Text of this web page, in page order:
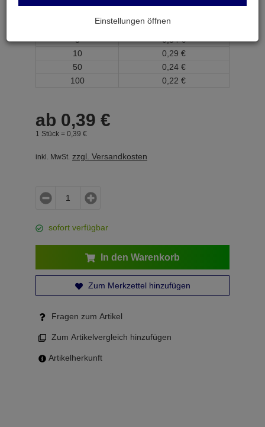
0,39
5
0,34 €
10
0, 29 €
50
0, 24 €
100
0, 22 €
ab 0,39 €
1 Stück = 0, 39 €
inkl. MwSt. zzgl. Versandkosten
sofort verfügbar
In den Warenkorb
Zum Merkzettel hinzufügen
Fragen zum Artikel
Zum Artikelvergleich hinzufügen
Artikelherkunft
Einstellungen öffnen